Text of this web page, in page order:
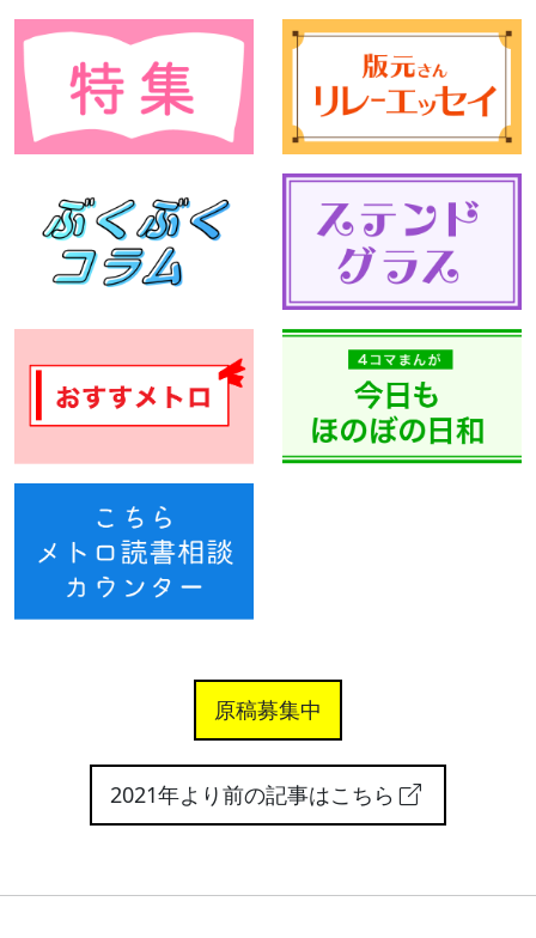
原稿募集中
2021年より前の記事はこちら